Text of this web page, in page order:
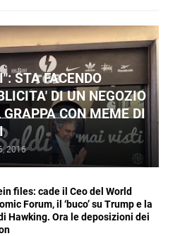
STA FACENDO
DI UN NEGOZIO
CON MEME DI
2016
files: cade il Ceo del World
Forum, il ‘buco’ su Trump e la
Hawking. Ora le deposizioni dei